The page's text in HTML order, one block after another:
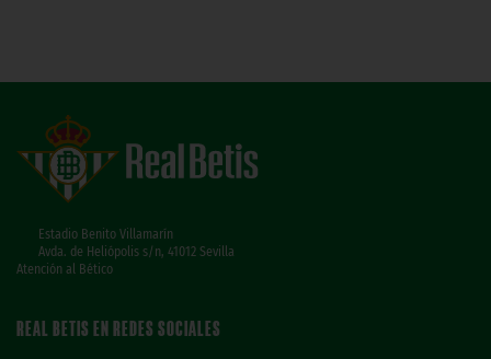
Estadio Benito Villamarín
Avda. de Heliópolis s/n, 41012 Sevilla
Atención al Bético
REAL BETIS EN REDES SOCIALES